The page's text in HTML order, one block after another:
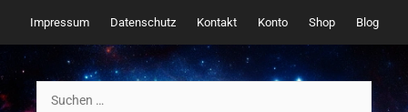
Inhalt
springen
Impressum Datenschutz Kontakt Konto Shop Blog
nach: